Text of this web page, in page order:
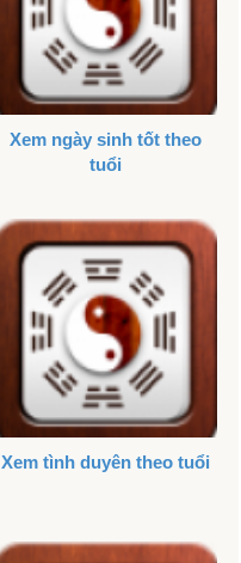
Xem ngày sinh tốt theo
tuổi
Xem tình duyên theo tuổi